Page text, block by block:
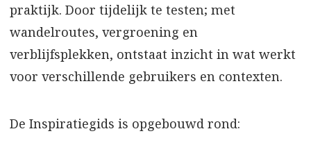
praktijk. Door tijdelijk te testen; met
wandelroutes, vergroening en
verblijfsplekken, ontstaat inzicht in wat werkt
voor verschillende gebruikers en contexten.
De Inspiratiegids is opgebouwd rond: